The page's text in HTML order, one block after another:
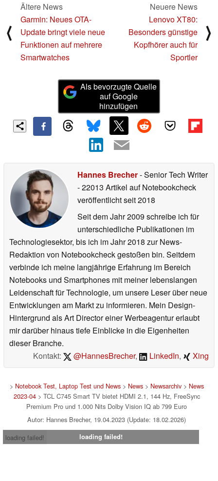
⟨
Ältere News
Garmin: Neues OTA-
Update bringt viele neue
Funktionen auf mehrere
Smartwatches
Neuere News
Lenovo XT80:
Besonders günstige
Kopfhörer auch für
Sportler
⟩
Als bevorzugte Quelle
auf Google
hinzufügen
Hannes Brecher- Senior Tech Writer
- 22013 Artikel auf Notebookcheck
veröffentlichtseit 2018
Seit dem Jahr 2009 schreibe ich für
unterschiedliche Publikationen im
Technologiesektor, bis ich im Jahr 2018 zur News-
Redaktion von Notebookcheck gestoßen bin. Seitdem
verbinde ich meine langjährige Erfahrung im Bereich
Notebooks und Smartphones mit meiner lebenslangen
Leidenschaft für Technologie, um unsere Leser über neue
Entwicklungen am Markt zu informieren. Mein Design-
Hintergrund als Art Director einer Werbeagentur erlaubt
mir darüber hinaus tiefe Einblicke in die Eigenheiten
dieser Branche.
Kontakt:
@HannesBrecher, LinkedIn, Xing
> Notebook Test, Laptop Test und News> News> Newsarchiv> News
2023-04> TCL C745 Smart TV bietet HDMI 2.1, 144 Hz, FreeSync
Premium Pro und 1.000 Nits Dolby Vision IQ ab 799 Euro
Autor: Hannes Brecher, 19.04.2023 (Update: 18.02.2026)
loading failed!
loading failed!